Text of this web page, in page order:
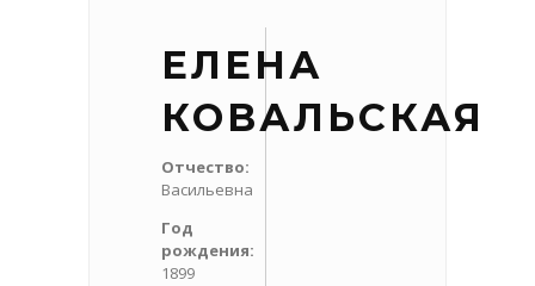
ЕЛЕНА
КОВАЛЬСКАЯ
Отчество:
Васильевна
Год
рождения:
1899